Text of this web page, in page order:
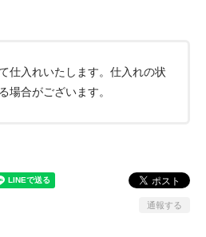
仕入れいたします。仕入れの状
場合がございます。
通報する